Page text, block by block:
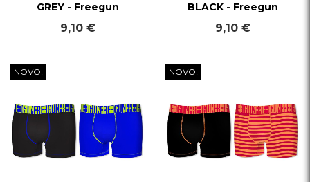
GREY - Freegun
9,10 €
BLACK - Freegun
9,10 €
NOVO! NOVO!